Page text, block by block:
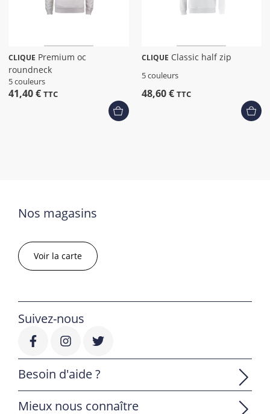
CLIQUE
roundneck
5 couleurs
41,40 € TTC
CLIQUE Classic half zip
5 couleurs
48,60 € TTC
Nos magasins
Voir la carte
Suivez-nous
Besoin d'aide ?
Mieux nous connaître